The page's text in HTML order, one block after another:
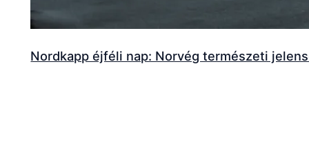
Nordkapp éjféli nap: Norvég természeti